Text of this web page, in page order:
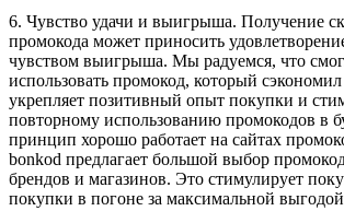
6. Чувство удачи и выигрыша. Получение
промокода может приносить
чувством выигрыша. Мы радуемся, что
использовать промокод, который
укрепляет позитивный опыт покупки и
повторному использованию промокодов в
принцип хорошо работает на сайтах
bonkod предлагает большой выбор
брендов и магазинов. Это стимулирует
покупки в погоне за максимальной